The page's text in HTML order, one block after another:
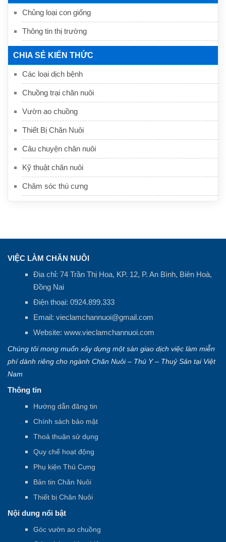
Chủng loại con giống
Thông tin thị trường
CHIA SẺ KIẾN THỨC
Các loại dịch bệnh
Chuồng trại chăn nuôi
Vườn ao chuồng
Thiết Bị Chăn Nuôi
Câu chuyện chăn nuôi
Kỹ thuật chăn nuôi
Chăm sóc thú cưng
VIỆC LÀM CHĂN NUÔI
Địa chỉ: 74 Trần Thị Hoa, KP. 12, P. An Bình, Biên Hoà,
Đồng Nai
Điện thoại: 0924.899.333
Email: vieclamchannuoi@gmail.com
Website: www.vieclamchannuoi.com
Chúng tôi mong muốn xây dựng một sàn giao dịch việc làm miễn
phí dành riêng cho ngành Chăn Nuôi – Thú Y – Thuỷ Sản tại Việt
Nam
Thông tin
Hướng dẫn đăng tin
Chính sách bảo mật
Thoả thuận sử dụng
Quy chế hoạt động
Phụ kiện Thú Cưng
Bản tin Chăn Nuôi
Thiết bị Chăn Nuôi
Nội dung nổi bật
Góc vườn ao chuồng